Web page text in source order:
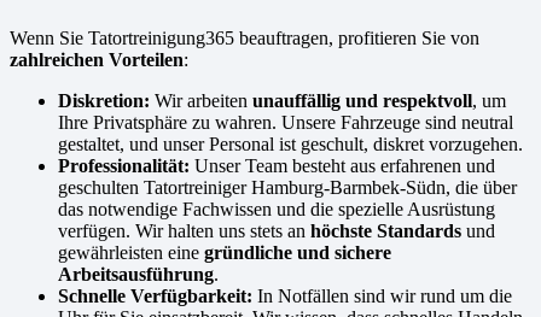
Wenn Sie Tatortreinigung365 beauftragen, profitieren Sie von
zahlreichen Vorteilen:
Diskretion: Wir arbeiten unauffällig und respektvoll, um
Ihre Privatsphäre zu wahren. Unsere Fahrzeuge sind neutral
gestaltet, und unser Personal ist geschult, diskret vorzugehen.
Professionalität: Unser Team besteht aus erfahrenen und
geschulten Tatortreiniger Hamburg-Barmbek-Südn, die über
das notwendige Fachwissen und die spezielle Ausrüstung
verfügen. Wir halten uns stets an höchste Standards und
gewährleisten eine gründliche und sichere
Arbeitsausführung.
Schnelle Verfügbarkeit: In Notfällen sind wir rund um die